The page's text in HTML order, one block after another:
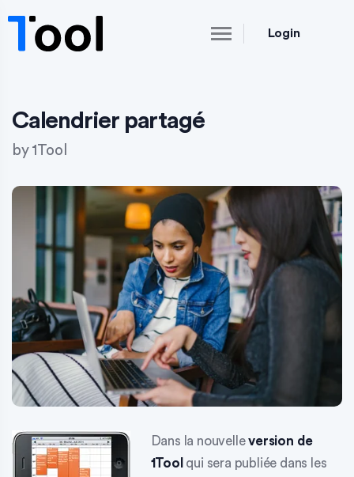
Login
Calendrier partagé
by1Tool
Dans la nouvelleversion de
1Tool qui sera publiée dans les